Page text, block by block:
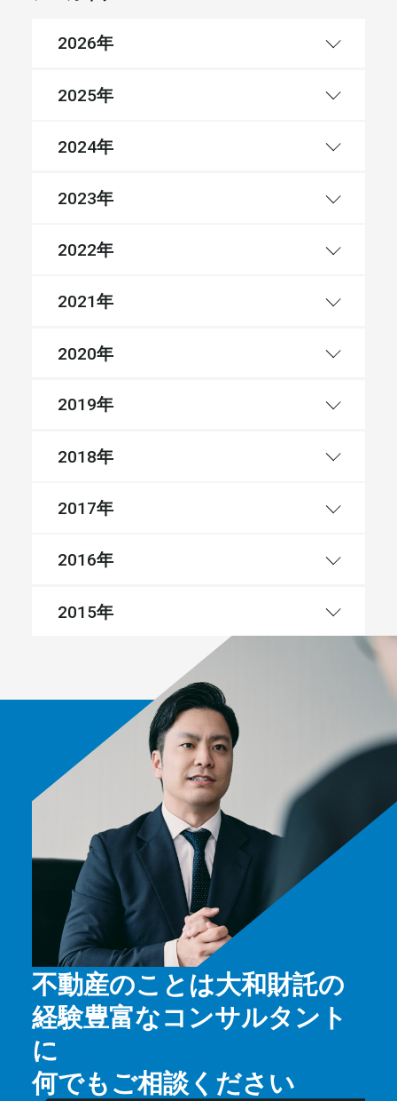
2026年
2025年
2024年
2023年
2022年
2021年
2020年
2019年
2018年
2017年
2016年
2015年
不動産のことは大和財託の
経験豊富なコンサルタント
に
何でもご相談ください